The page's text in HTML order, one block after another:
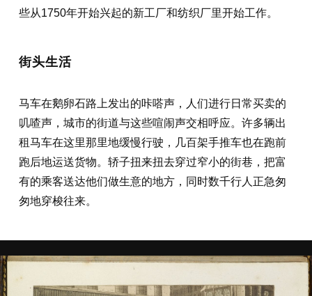
些从1750年开始兴起的新工厂和纺织厂里开始工作。
街头生活
马车在鹅卵石路上发出的咔嗒声，人们进行日常买卖的
叽喳声，城市的街道与这些喧闹声交相呼应。许多辆出
租马车在这里那里地缓慢行驶，几百架手推车也在跑前
跑后地运送货物。轿子扭来扭去穿过窄小的街巷，把富
有的乘客送达他们做生意的地方，同时数千行人正急匆
匆地穿梭往来。